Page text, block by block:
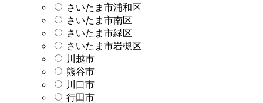
さいたま市浦和区
さいたま市南区
さいたま市緑区
さいたま市岩槻区
川越市
熊谷市
川口市
行田市